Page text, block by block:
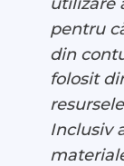
pentru
din
folosit
Inclusiv